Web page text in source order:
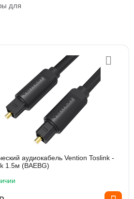
для
аудиокабель Vention Toslink -
1.5м (BAEBG)